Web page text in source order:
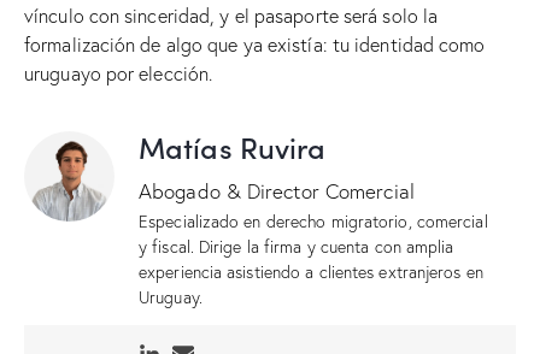
vínculo con sinceridad, y el pasaporte será solo la
formalización de algo que ya existía: tu identidad como
uruguayo por elección.
Matías Ruvira
Abogado & Director Comercial
Especializado en derecho migratorio, comercial
y fiscal. Dirige la firma y cuenta con amplia
experiencia asistiendo a clientes extranjeros en
Uruguay.